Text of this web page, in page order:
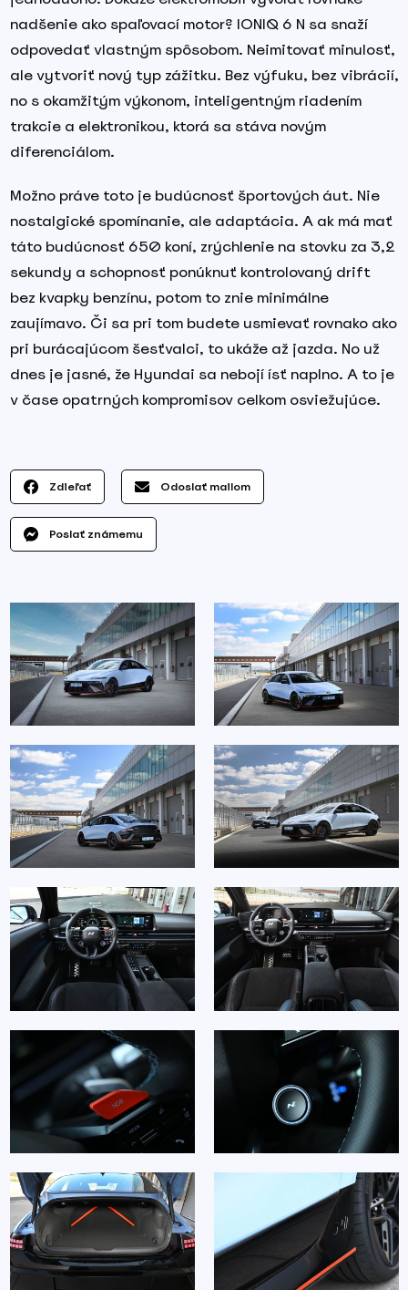
nadšenie ako spaľovací motor? IONIQ 6 N sa snaží
odpovedať vlastným spôsobom. Neimitovať minulosť,
ale vytvoriť nový typ zážitku. Bez výfuku, bez vibrácií,
no s okamžitým výkonom, inteligentným riadením
trakcie a elektronikou, ktorá sa stáva novým
diferenciálom.
Možno práve toto je budúcnosť športových áut. Nie
nostalgické spomínanie, ale adaptácia. A ak má mať
táto budúcnosť 650 koní, zrýchlenie na stovku za 3,2
sekundy a schopnosť ponúknuť kontrolovaný drift
bez kvapky benzínu, potom to znie minimálne
zaujímavo. Či sa pri tom budete usmievať rovnako ako
pri burácajúcom šesťvalci, to ukáže až jazda. No už
dnes je jasné, že Hyundai sa nebojí ísť naplno. A to je
v čase opatrných kompromisov celkom osviežujúce.
Zdieľať Odoslať mailom
Poslať známemu